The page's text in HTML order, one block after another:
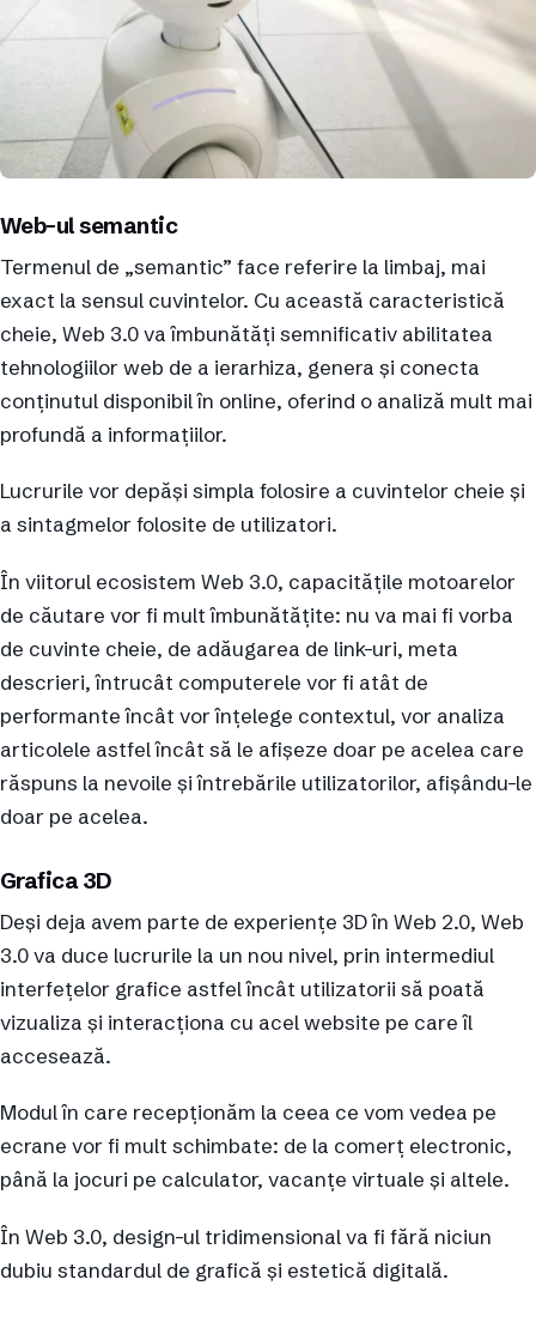
Web-ul semantic
Termenul de „semantic” face referire la limbaj, mai
exact la sensul cuvintelor. Cu această caracteristică
cheie, Web 3.0 va îmbunătăți semnificativ abilitatea
tehnologiilor web de a ierarhiza, genera și conecta
conținutul disponibil în online, oferind o analiză mult mai
profundă a informațiilor.
Lucrurile vor depăși simpla folosire a cuvintelor cheie și
a sintagmelor folosite de utilizatori.
În viitorul ecosistem Web 3.0, capacitățile motoarelor
de căutare vor fi mult îmbunătățite: nu va mai fi vorba
de cuvinte cheie, de adăugarea de link-uri, meta
descrieri, întrucât computerele vor fi atât de
performante încât vor înțelege contextul, vor analiza
articolele astfel încât să le afișeze doar pe acelea care
răspuns la nevoile și întrebările utilizatorilor, afișându-le
doar pe acelea.
Grafica 3D
Deși deja avem parte de experiențe 3D în Web 2.0, Web
3.0 va duce lucrurile la un nou nivel, prin intermediul
interfețelor grafice astfel încât utilizatorii să poată
vizualiza și interacționa cu acel website pe care îl
accesează.
Modul în care recepționăm la ceea ce vom vedea pe
ecrane vor fi mult schimbate: de la comerț electronic,
până la jocuri pe calculator, vacanțe virtuale și altele.
În Web 3.0, design-ul tridimensional va fi fără niciun
dubiu standardul de grafică și estetică digitală.